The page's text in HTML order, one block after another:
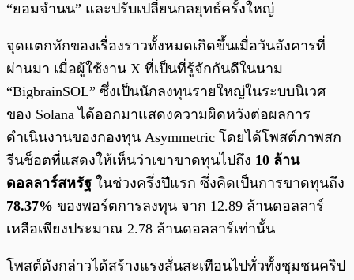
“ยอมจำนน” และปรับเปลี่ยนกลยุทธ์ครั้งใหญ่
จุดแตกหักของเรื่องราวทั้งหมดเกิดขึ้นเมื่อวันอังคารที่
ผ่านมา เมื่อผู้ใช้งาน X ที่เป็นที่รู้จักกันดีในนาม
“BigbrainSOL” ซึ่งเป็นนักลงทุนรายใหญ่ในระบบนิเวศ
ของ Solana ได้ออกมาแสดงความผิดหวังต่อผลการ
ดำเนินงานของกองทุน Asymmetric โดยได้โพสต์ภาพสก
รีนช็อตที่แสดงให้เห็นว่าเขาขาดทุนไปถึง 10 ล้าน
ดอลลาร์สหรัฐ ในช่วงครึ่งปีแรก ซึ่งคิดเป็นการขาดทุนถึง
78.37% ของพอร์ตการลงทุน จาก 12.89 ล้านดอลลาร์
เหลือเพียงประมาณ 2.78 ล้านดอลลาร์เท่านั้น
โพสต์ดังกล่าวได้สร้างแรงสั่นสะเทือนไปทั่วทั้งชุมชนคริป